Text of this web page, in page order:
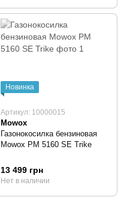
Новинка
Артикул: 10000015
Mowox
Газонокосилка бензиновая
Mowox PM 5160 SE Trike
13 499 грн
Нет в наличии